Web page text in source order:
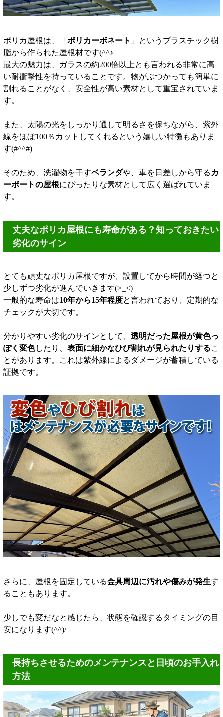
ポリカ屋根は、「 ポリカーボネート 」というプラスチック樹
脂から作られた屋根材です(^^♪
最大の魅力は、ガラスの約200倍以上とも言われる非常に高
い耐衝撃性を持っていることです。物がぶつかっても簡単に
割れることがなく、安全性が高い素材として重宝されていま
す。
また、太陽の光をしっかり通して明るさを保ちながら、紫外
線をほぼ100％カットしてくれるという嬉しい特徴もありま
す(#^^#)
そのため、洗濯物を干すベランダや、車を日差しから守る カ
ーポートの屋根にぴったりな素材として広く選ばれていま
す。
丈夫なポリカ屋根にも寿命がある？知っておきたい
劣化のサイン
とても頑丈なポリカ屋根ですが、設置してから時間が経つと
少しずつ劣化が進んでいきます(>_<)
一般的な寿命は10年から15年程度と言われており、定期的な
チェックが大切です。
分かりやすい劣化のサインとして、 透明だった屋根が黄色っ
ぽく変色したり、 表面に細かなひび割れが見られたりするこ
とがあります。これは紫外線によるダメージが蓄積している
証拠です。
さらに、屋根を固定している金具周辺に汚れや傷みが発生す
ることもあります。
少しでも変だなと感じたら、状態を確認するタイミングの目
安になります(^^)/
長持ちさせるためのメンテナンスと日頃のお手入れ
方法